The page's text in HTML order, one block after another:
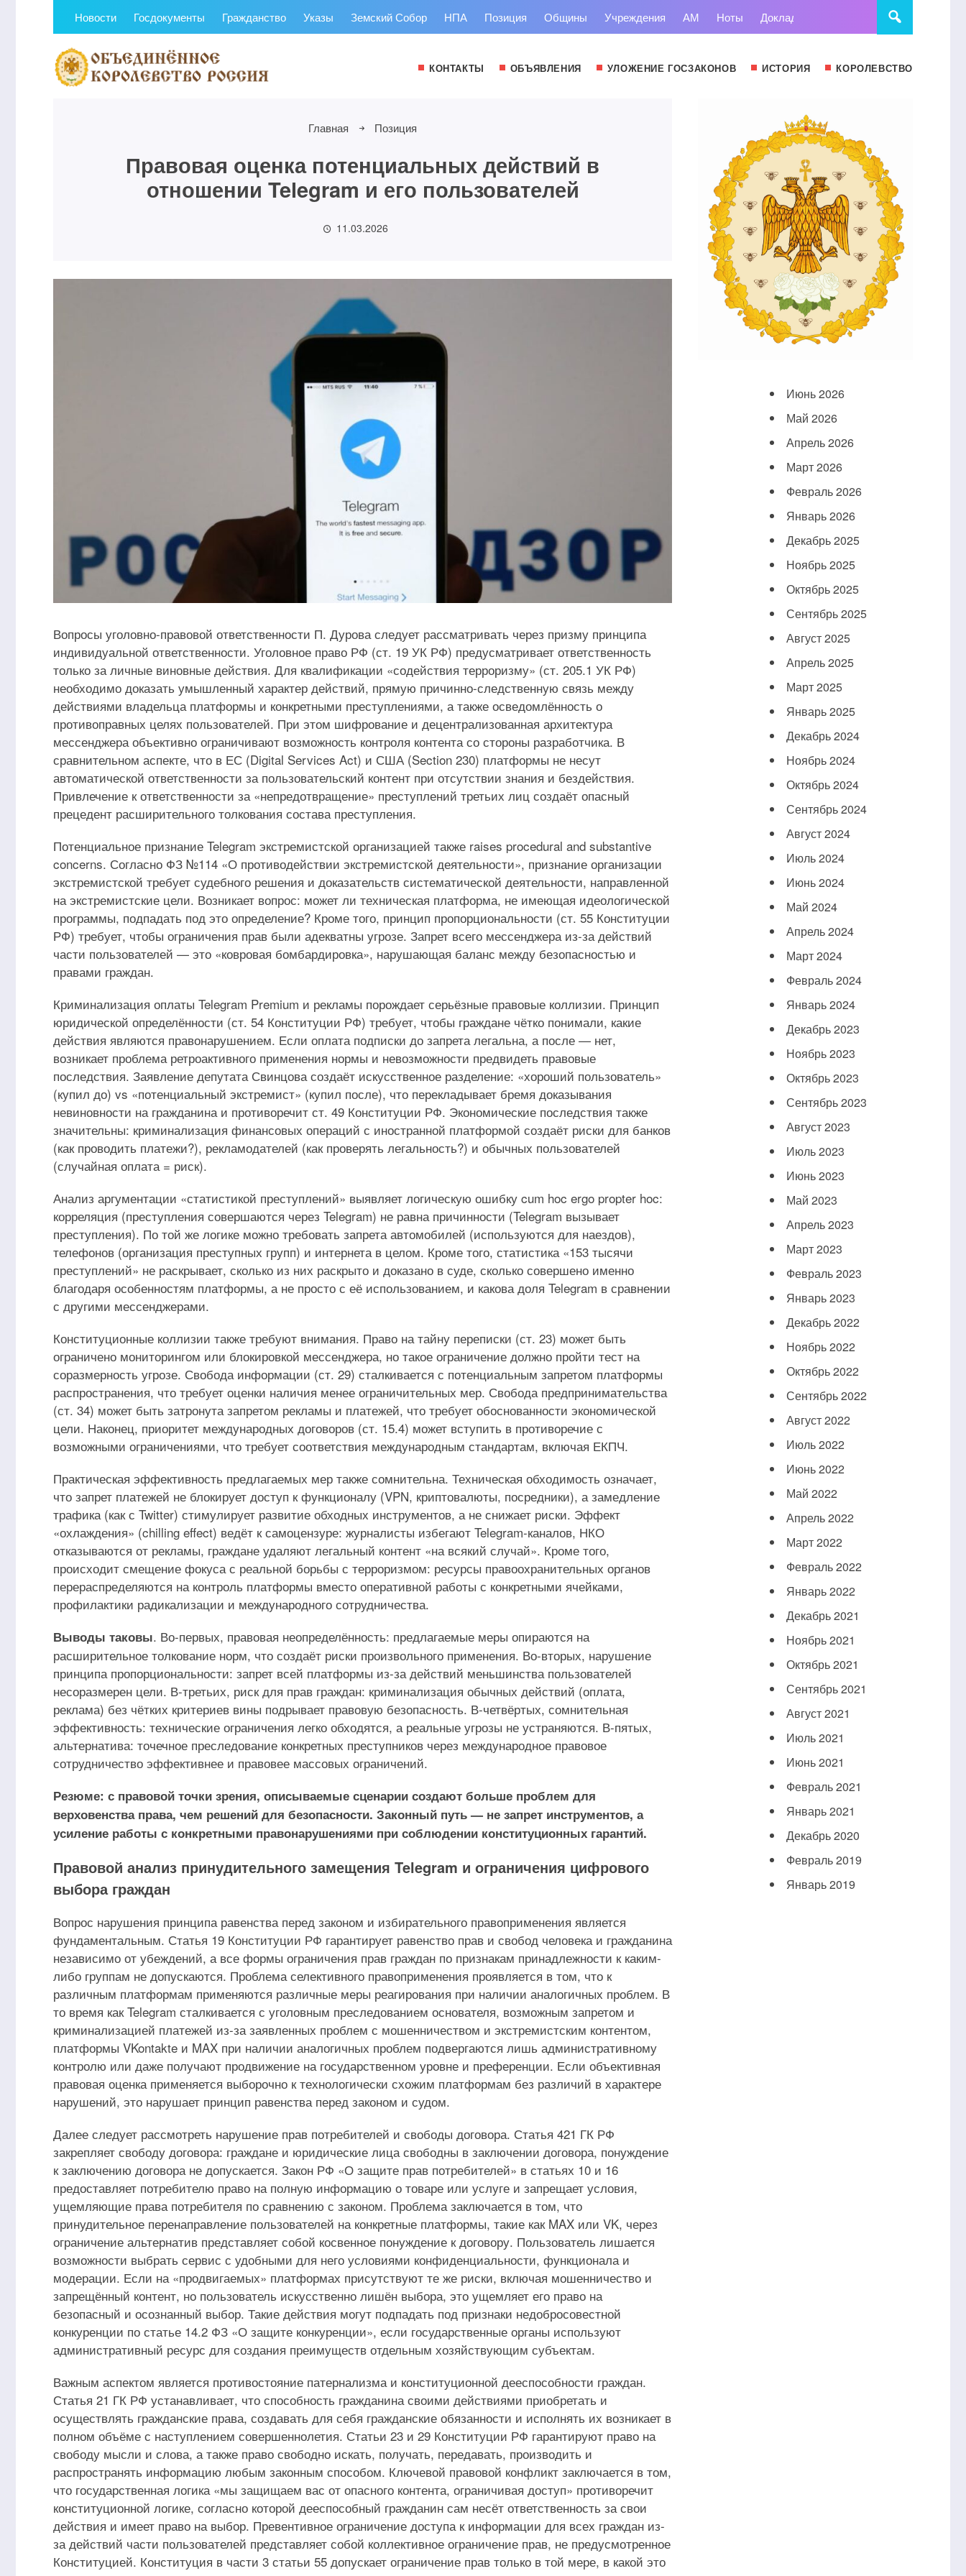
Новости Госдокументы Гражданство Указы Земский Собор НПА Позиция Общины Учреждения АМ Ноты Доклады Суд
КОНТАКТЫ ОБЪЯВЛЕНИЯ УЛОЖЕНИЕ ГОСЗАКОНОВ ИСТОРИЯ КОРОЛЕВСТВО
Главная Позиция
Правовая оценка потенциальных действий в
отношении Telegram и его пользователей
11.03.2026
Вопросы уголовно-правовой ответственности П. Дурова следует рассматривать через призму принципа
индивидуальной ответственности. Уголовное право РФ (ст. 19 УК РФ) предусматривает ответственность
только за личные виновные действия. Для квалификации «содействия терроризму» (ст. 205.1 УК РФ)
необходимо доказать умышленный характер действий, прямую причинно-следственную связь между
действиями владельца платформы и конкретными преступлениями, а также осведомлённость о
противоправных целях пользователей. При этом шифрование и децентрализованная архитектура
мессенджера объективно ограничивают возможность контроля контента со стороны разработчика. В
сравнительном аспекте, что в ЕС (Digital Services Act) и США (Section 230) платформы не несут
автоматической ответственности за пользовательский контент при отсутствии знания и бездействия.
Привлечение к ответственности за «непредотвращение» преступлений третьих лиц создаёт опасный
прецедент расширительного толкования состава преступления.
Потенциальное признание Telegram экстремистской организацией также raises procedural and substantive
concerns. Согласно ФЗ №114 «О противодействии экстремистской деятельности», признание организации
экстремистской требует судебного решения и доказательств систематической деятельности, направленной
на экстремистские цели. Возникает вопрос: может ли техническая платформа, не имеющая идеологической
программы, подпадать под это определение? Кроме того, принцип пропорциональности (ст. 55 Конституции
РФ) требует, чтобы ограничения прав были адекватны угрозе. Запрет всего мессенджера из-за действий
части пользователей — это «ковровая бомбардировка», нарушающая баланс между безопасностью и
правами граждан.
Криминализация оплаты Telegram Premium и рекламы порождает серьёзные правовые коллизии. Принцип
юридической определённости (ст. 54 Конституции РФ) требует, чтобы граждане чётко понимали, какие
действия являются правонарушением. Если оплата подписки до запрета легальна, а после — нет,
возникает проблема ретроактивного применения нормы и невозможности предвидеть правовые
последствия. Заявление депутата Свинцова создаёт искусственное разделение: «хороший пользователь»
(купил до) vs «потенциальный экстремист» (купил после), что перекладывает бремя доказывания
невиновности на гражданина и противоречит ст. 49 Конституции РФ. Экономические последствия также
значительны: криминализация финансовых операций с иностранной платформой создаёт риски для банков
(как проводить платежи?), рекламодателей (как проверять легальность?) и обычных пользователей
(случайная оплата = риск).
Анализ аргументации «статистикой преступлений» выявляет логическую ошибку cum hoc ergo propter hoc:
корреляция (преступления совершаются через Telegram) не равна причинности (Telegram вызывает
преступления). По той же логике можно требовать запрета автомобилей (используются для наездов),
телефонов (организация преступных групп) и интернета в целом. Кроме того, статистика «153 тысячи
преступлений» не раскрывает, сколько из них раскрыто и доказано в суде, сколько совершено именно
благодаря особенностям платформы, а не просто с её использованием, и какова доля Telegram в сравнении
с другими мессенджерами.
Конституционные коллизии также требуют внимания. Право на тайну переписки (ст. 23) может быть
ограничено мониторингом или блокировкой мессенджера, но такое ограничение должно пройти тест на
соразмерность угрозе. Свобода информации (ст. 29) сталкивается с потенциальным запретом платформы
распространения, что требует оценки наличия менее ограничительных мер. Свобода предпринимательства
(ст. 34) может быть затронута запретом рекламы и платежей, что требует обоснованности экономической
цели. Наконец, приоритет международных договоров (ст. 15.4) может вступить в противоречие с
возможными ограничениями, что требует соответствия международным стандартам, включая ЕКПЧ.
Практическая эффективность предлагаемых мер также сомнительна. Техническая обходимость означает,
что запрет платежей не блокирует доступ к функционалу (VPN, криптовалюты, посредники), а замедление
трафика (как с Twitter) стимулирует развитие обходных инструментов, а не снижает риски. Эффект
«охлаждения» (chilling effect) ведёт к самоцензуре: журналисты избегают Telegram-каналов, НКО
отказываются от рекламы, граждане удаляют легальный контент «на всякий случай». Кроме того,
происходит смещение фокуса с реальной борьбы с терроризмом: ресурсы правоохранительных органов
перераспределяются на контроль платформы вместо оперативной работы с конкретными ячейками,
профилактики радикализации и международного сотрудничества.
Выводы таковы. Во-первых, правовая неопределённость: предлагаемые меры опираются на
расширительное толкование норм, что создаёт риски произвольного применения. Во-вторых, нарушение
принципа пропорциональности: запрет всей платформы из-за действий меньшинства пользователей
несоразмерен цели. В-третьих, риск для прав граждан: криминализация обычных действий (оплата,
реклама) без чётких критериев вины подрывает правовую безопасность. В-четвёртых, сомнительная
эффективность: технические ограничения легко обходятся, а реальные угрозы не устраняются. В-пятых,
альтернатива: точечное преследование конкретных преступников через международное правовое
сотрудничество эффективнее и правовее массовых ограничений.
Резюме: с правовой точки зрения, описываемые сценарии создают больше проблем для
верховенства права, чем решений для безопасности. Законный путь — не запрет инструментов, а
усиление работы с конкретными правонарушениями при соблюдении конституционных гарантий.
Правовой анализ принудительного замещения Telegram и ограничения цифрового
выбора граждан
Вопрос нарушения принципа равенства перед законом и избирательного правоприменения является
фундаментальным. Статья 19 Конституции РФ гарантирует равенство прав и свобод человека и гражданина
независимо от убеждений, а все формы ограничения прав граждан по признакам принадлежности к каким-
либо группам не допускаются. Проблема селективного правоприменения проявляется в том, что к
различным платформам применяются различные меры реагирования при наличии аналогичных проблем. В
то время как Telegram сталкивается с уголовным преследованием основателя, возможным запретом и
криминализацией платежей из-за заявленных проблем с мошенничеством и экстремистским контентом,
платформы VKontakte и MAX при наличии аналогичных проблем подвергаются лишь административному
контролю или даже получают продвижение на государственном уровне и преференции. Если объективная
правовая оценка применяется выборочно к технологически схожим платформам без различий в характере
нарушений, это нарушает принцип равенства перед законом и судом.
Далее следует рассмотреть нарушение прав потребителей и свободы договора. Статья 421 ГК РФ
закрепляет свободу договора: граждане и юридические лица свободны в заключении договора, понуждение
к заключению договора не допускается. Закон РФ «О защите прав потребителей» в статьях 10 и 16
предоставляет потребителю право на полную информацию о товаре или услуге и запрещает условия,
ущемляющие права потребителя по сравнению с законом. Проблема заключается в том, что
принудительное перенаправление пользователей на конкретные платформы, такие как MAX или VK, через
ограничение альтернатив представляет собой косвенное понуждение к договору. Пользователь лишается
возможности выбрать сервис с удобными для него условиями конфиденциальности, функционала и
модерации. Если на «продвигаемых» платформах присутствуют те же риски, включая мошенничество и
запрещённый контент, но пользователь искусственно лишён выбора, это ущемляет его право на
безопасный и осознанный выбор. Такие действия могут подпадать под признаки недобросовестной
конкуренции по статье 14.2 ФЗ «О защите конкуренции», если государственные органы используют
административный ресурс для создания преимуществ отдельным хозяйствующим субъектам.
Важным аспектом является противостояние патернализма и конституционной дееспособности граждан.
Статья 21 ГК РФ устанавливает, что способность гражданина своими действиями приобретать и
осуществлять гражданские права, создавать для себя гражданские обязанности и исполнять их возникает в
полном объёме с наступлением совершеннолетия. Статьи 23 и 29 Конституции РФ гарантируют право на
свободу мысли и слова, а также право свободно искать, получать, передавать, производить и
распространять информацию любым законным способом. Ключевой правовой конфликт заключается в том,
что государственная логика «мы защищаем вас от опасного контента, ограничивая доступ» противоречит
конституционной логике, согласно которой дееспособный гражданин сам несёт ответственность за свои
действия и имеет право на выбор. Превентивное ограничение доступа к информации для всех граждан из-
за действий части пользователей представляет собой коллективное ограничение прав, не предусмотренное
Конституцией. Конституция в части 3 статьи 55 допускает ограничение прав только в той мере, в какой это
Июнь 2026
Май 2026
Апрель 2026
Март 2026
Февраль 2026
Январь 2026
Декабрь 2025
Ноябрь 2025
Октябрь 2025
Сентябрь 2025
Август 2025
Апрель 2025
Март 2025
Январь 2025
Декабрь 2024
Ноябрь 2024
Октябрь 2024
Сентябрь 2024
Август 2024
Июль 2024
Июнь 2024
Май 2024
Апрель 2024
Март 2024
Февраль 2024
Январь 2024
Декабрь 2023
Ноябрь 2023
Октябрь 2023
Сентябрь 2023
Август 2023
Июль 2023
Июнь 2023
Май 2023
Апрель 2023
Март 2023
Февраль 2023
Январь 2023
Декабрь 2022
Ноябрь 2022
Октябрь 2022
Сентябрь 2022
Август 2022
Июль 2022
Июнь 2022
Май 2022
Апрель 2022
Март 2022
Февраль 2022
Январь 2022
Декабрь 2021
Ноябрь 2021
Октябрь 2021
Сентябрь 2021
Август 2021
Июль 2021
Июнь 2021
Февраль 2021
Январь 2021
Декабрь 2020
Февраль 2019
Январь 2019